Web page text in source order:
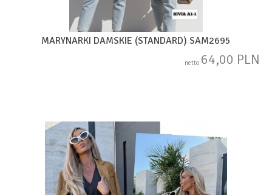
MARYNARKI DAMSKIE (STANDARD) SAM2695
netto 64,00 PLN